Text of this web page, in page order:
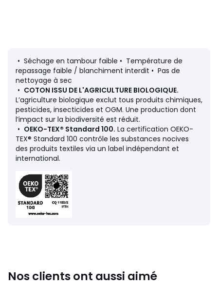
Fiche produit relative aux qualités et caractéristiques
environnementales
• Origine de fabrication (tissage, teinture, impression,
confection) : Chine
Couleurs Blanc
Tailles 3 mois, 6 mois, 9 mois, 12 mois, 18 mois, 2 ans, 3
ans
Caractéristiques environnementales de l’emballage
En savoir plus sur nos emballages
• Séchage en tambour faible • Température de
repassage faible / blanchiment interdit • Pas de
nettoyage à sec
• COTON ISSU DE L'AGRICULTURE BIOLOGIQUE.
L’agriculture biologique exclut tous produits chimiques,
pesticides, insecticides et OGM. Une production dont
l’impact sur la biodiversité est réduit.
• OEKO-TEX® Standard 100. La certification OEKO-
TEX® Standard 100 contrôle les substances nocives
des produits textiles via un label indépendant et
international.
Nos clients ont aussi aimé